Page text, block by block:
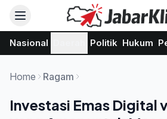
Nasional Politik Hukum
Home Ragam
Investasi Emas Digital